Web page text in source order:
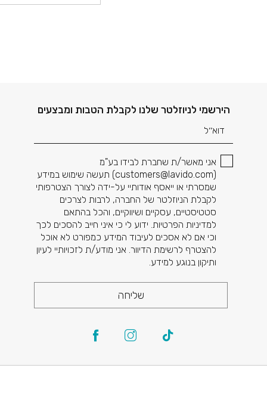
הירשמי לניוזלטר שלנו לקבלת הטבות ומבצעים
דוא׳׳ל
אני מאשר/ת שחברת לבידו בע"מ
(
customers@lavido.com) תעשה שימוש במידע
שמסרתי או ייאסף אודותיי על-ידה לצורך הצטרפותי
לקבלת הניוזלטר של החברה, לרבות לצרכים
סטטיסטיים, עסקיים ושיווקיים, והכל בהתאם
למדיניות הפרטיות. ידוע לי כי איני חייב להסכים לכך
וכי אם לא אסכים לעיבוד המידע כמפורט לא אוכל
להצטרף לרשימת הדיוור. אני מודע/ת לזכויותיי לעיון
ותיקון בנוגע למידע.
שליחה